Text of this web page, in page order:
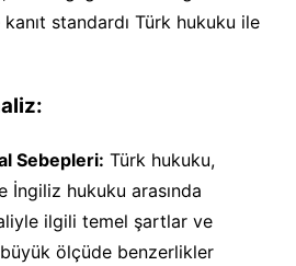
standardı Türk hukuku ile
Sebepleri: Türk hukuku,
İngiliz hukuku arasında
ilgili temel şartlar ve
büyük ölçüde benzerlikler